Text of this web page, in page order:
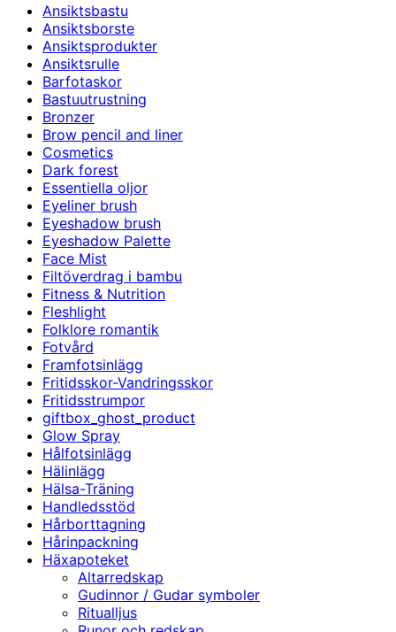
995,00 kr.
Ansiktsbastu
Ansiktsborste
Ansiktsprodukter
Ansiktsrulle
Barfotaskor
Bastuutrustning
Bronzer
Brow pencil and liner
Cosmetics
Dark forest
Essentiella oljor
Eyeliner brush
Eyeshadow brush
Eyeshadow Palette
Face Mist
Filtöverdrag i bambu
Fitness & Nutrition
Fleshlight
Folklore romantik
Fotvård
Framfotsinlägg
Fritidsskor-Vandringsskor
Fritidsstrumpor
giftbox_ghost_product
Glow Spray
Hålfotsinlägg
Hälinlägg
Hälsa-Träning
Handledsstöd
Hårborttagning
Hårinpackning
Häxapoteket
Altarredskap
Gudinnor / Gudar symboler
Ritualljus